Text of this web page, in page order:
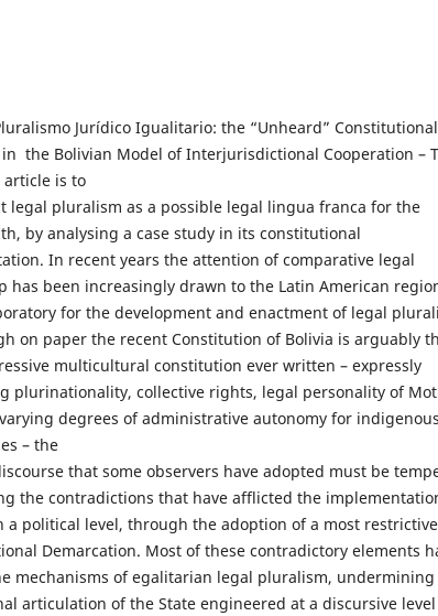
Jurídico Igualitario: the “Unheard” Constitutional
the Bolivian Model of Interjurisdictional Cooperation –
is to
legal pluralism as a possible legal lingua franca for the
by analysing a case study in its constitutional
In recent years the attention of comparative legal
has been increasingly drawn to the Latin American
for the development and enactment of legal
on paper the recent Constitution of Bolivia is arguably
multicultural constitution ever written – expressly
plurinationality, collective rights, legal personality of
degrees of administrative autonomy for indigenous
– the
that some observers have adopted must be
the contradictions that have afflicted the
a political level, through the adoption of a most
Demarcation. Most of these contradictory elements
mechanisms of egalitarian legal pluralism,
articulation of the State engineered at a discursive